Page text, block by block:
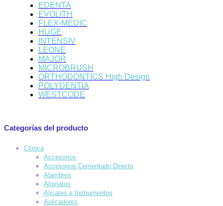
EDENTA
EVOLITH
FLEX-MEDIC
HUGE
INTENSIV
LEONE
MAJOR
MICROBRUSH
ORTHODONTICS High Design
POLYDENTIA
WESTCODE
Categorías del producto
Clínica
Accesorios
Accesorios Cementado Directo
Alambres
Alginatos
Alicates e Instrumentos
Aplicadores